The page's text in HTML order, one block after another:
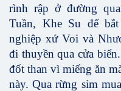
rình rập ở đường
Tuần, Khe Su để
nghiệp xứ Voi và
đi thuyền qua cửa
đốt than vì miếng ăn
này. Qua rừng sim